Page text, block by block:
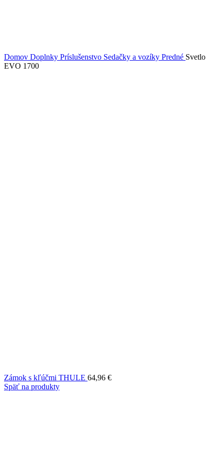
Domov Doplnky Príslušenstvo Sedačky a vozíky Predné Svetlo
EVO 1700
Zámok s kľúčmi THULE 64,96 €
Späť na produkty